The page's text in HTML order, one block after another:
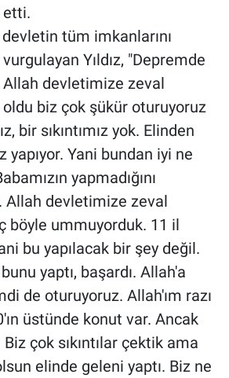
etti.
tüm imkanlarını
Yıldız, "Depremde
Allah devletimize zeval
biz çok şükür oturuyoruz
bir sıkıntımız yok. Elinden
Yani bundan iyi ne
yapmadığını
Allah devletimize zeval
böyle ummuyorduk. 11 il
bu yapılacak bir şey değil.
yaptı, başardı. Allah'a
de oturuyoruz. Allah'ım razı
üstünde konut var. Ancak
çok sıkıntılar çektik ama
elinde geleni yaptı. Biz ne